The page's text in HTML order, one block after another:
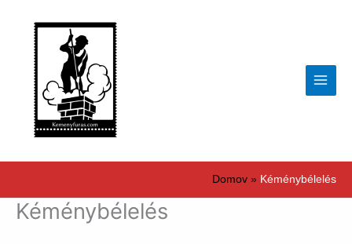
Domov Kéménybélelés
Kéménybélelés